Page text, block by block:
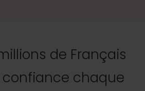
de Français
chaque